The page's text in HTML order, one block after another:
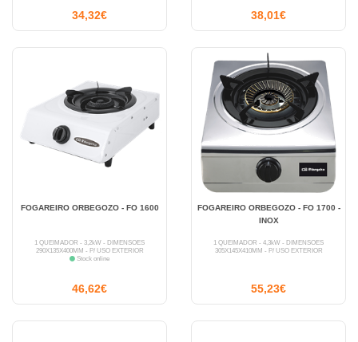
34,32€ 38,01€
FOGAREIRO ORBEGOZO - FO 1600
1 QUEIMADOR - 3,2kW - DIMENSÕES
290X135X400MM - P/ USO EXTERIOR
Stock online
46,62€
FOGAREIRO ORBEGOZO - FO 1700 -
INOX
1 QUEIMADOR - 4,3kW - DIMENSÕES
305X145X410MM - P/ USO EXTERIOR
55,23€